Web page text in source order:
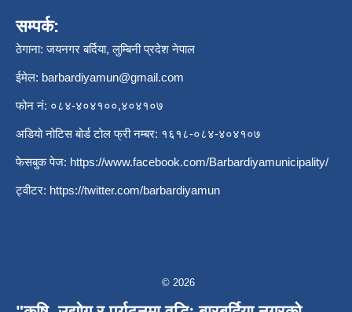
सम्पर्क:
ठेगाना: जयनगर बर्दिया, लुम्बिनी प्रदेश नेपाल
ईमेल: barbardiyamun@gmail.com
फोन नं: ०८४-४०४१००,४०४१०७
अडियो नोटिस बोर्ड टोल फ्री नम्बर: १६१८-०८४-४०४१०७
फेसबुक पेज: https://www.facebook.com/Barbardiyamunicipality/
ट्वीटर: https://twitter.com/barbardiyamun
© 2026